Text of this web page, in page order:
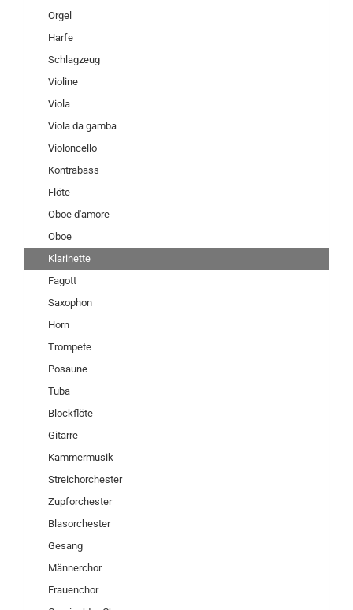
Orgel
Harfe
Schlagzeug
Violine
Viola
Viola da gamba
Violoncello
Kontrabass
Flöte
Oboe d'amore
Oboe
Klarinette
Fagott
Saxophon
Horn
Trompete
Posaune
Tuba
Blockflöte
Gitarre
Kammermusik
Streichorchester
Zupforchester
Blasorchester
Gesang
Männerchor
Frauenchor